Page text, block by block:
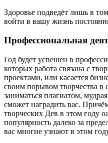
Здоровье подведёт лишь в
войти в вашу жизнь
Профессиональная
Год будет успешен в
которых работа связана с
проектами, или касается
своим порывом творчества в
заниматься плагиатом,
сможет наградить вас.
творческих Дев в этом году
популярность далеко за
вас многие узнают в этом